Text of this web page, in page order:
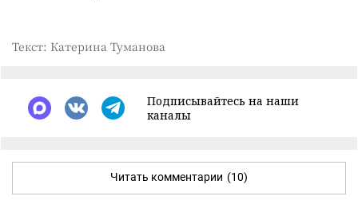
Текст: Катерина Туманова
Подписывайтесь на наши
каналы
Читать комментарии (10)